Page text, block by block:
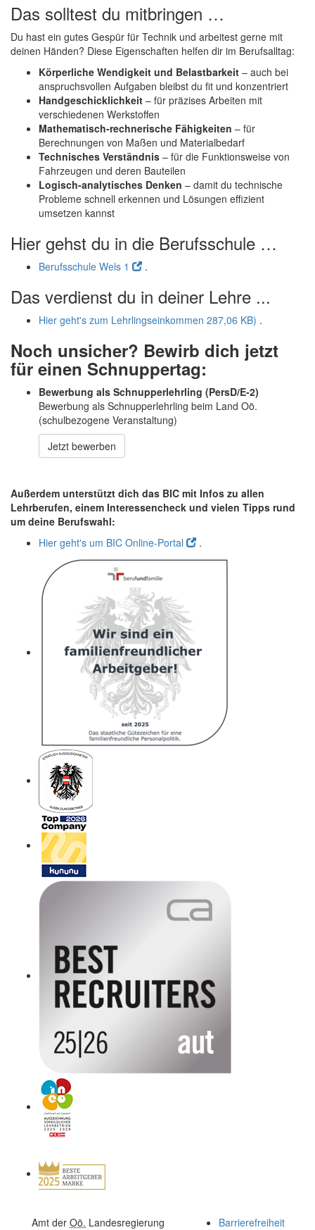
Das solltest du mitbringen …
Du hast ein gutes Gespür für Technik und arbeitest gerne mit
deinen Händen? Diese Eigenschaften helfen dir im Berufsalltag:
Körperliche Wendigkeit und Belastbarkeit – auch bei
anspruchsvollen Aufgaben bleibst du fit und konzentriert
Handgeschicklichkeit – für präzises Arbeiten mit
verschiedenen Werkstoffen
Mathematisch-rechnerische Fähigkeiten – für
Berechnungen von Maßen und Materialbedarf
Technisches Verständnis – für die Funktionsweise von
Fahrzeugen und deren Bauteilen
Logisch-analytisches Denken – damit du technische
Probleme schnell erkennen und Lösungen effizient
umsetzen kannst
Hier gehst du in die Berufsschule …
Berufsschule Wels 1 .
Das verdienst du in deiner Lehre ...
Hier geht's zum Lehrlingseinkommen 287,06 KB) .
Noch unsicher? Bewirb dich jetzt
für einen Schnuppertag:
Bewerbung als Schnupperlehrling (PersD/E-2)
Bewerbung als Schnupperlehrling beim Land Oö.
(schulbezogene Veranstaltung)
Jetzt bewerben
Außerdem unterstützt dich das BIC mit Infos zu allen
Lehrberufen, einem Interessencheck und vielen Tipps rund
um deine Berufswahl:
Hier geht's um BIC Online-Portal
.
Amt der Oö. Landesregierung
Barrierefreiheit